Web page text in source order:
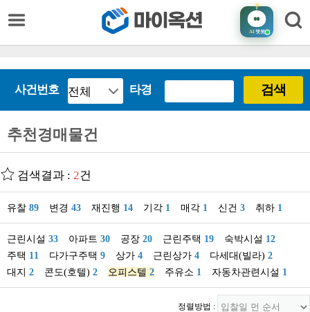
AI챗봇
사건번호 타경 검색
추천경매물건
검색결과 : 2건
유찰 89 변경 43 재진행 14 기각 1 매각 1 신건 3 취하 1
근린시설 33 아파트 30 공장 20 근린주택 19 숙박시설 12
주택 11 다가구주택 9 상가 4 근린상가 4 다세대(빌라) 2
대지 2 콘도(호텔) 2 오피스텔 2 주유소 1 자동차관련시설 1
정렬방법 :